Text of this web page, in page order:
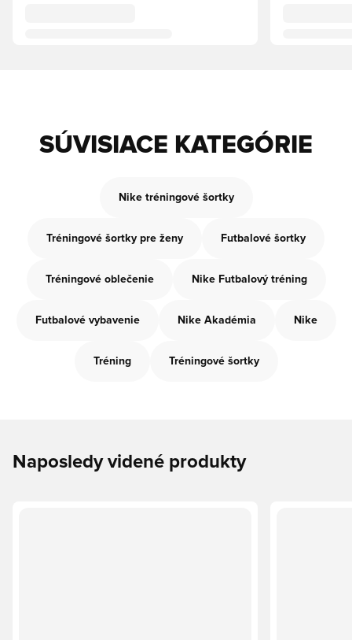
SÚVISIACE KATEGÓRIE
Nike tréningové šortky
Tréningové šortky pre ženy Futbalové šortky
Tréningové oblečenie Nike Futbalový tréning
Futbalové vybavenie Nike Akadémia Nike
Tréning Tréningové šortky
Naposledy videné produkty